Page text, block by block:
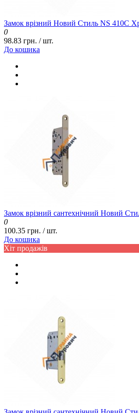
Замок врізний Новий Стиль NS 410С
0
98.83 грн. / шт.
До кошика
Замок врізний сантехнічний Новий
0
100.35 грн. / шт.
До кошика
Хіт продажів